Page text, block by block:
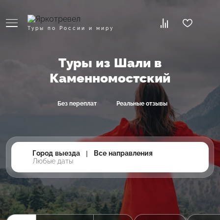
Туры по России и миру
Туры из Шали в
Каменномостский
Без переплат Реальные отзывы
Город выезда |
Все направления
Любые даты